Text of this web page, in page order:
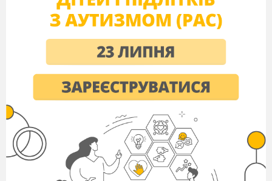
2. Які види казок ви знаєте?
3. Чим народні казки відрізняються
від літературних?
4. Казки яких народів ми вивчили?
5. Чому казки називають
народними?
Слова вчителя . – А зараз ми перевіримо,
Вправа «Істинне – хибне». (за казкою
«Пензлик Маляна»). (Слайд 4).
Ви біля істинного твердження ставити +,
біля хибного, невірного- знак –
За кожну правільну відповідь – 2б.